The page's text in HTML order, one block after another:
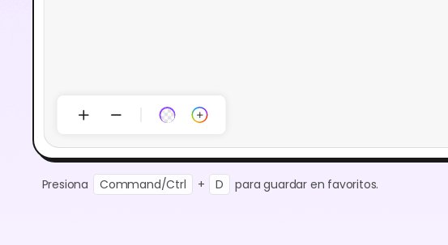
Presiona Command/Ctrl + D para guardar en favoritos.